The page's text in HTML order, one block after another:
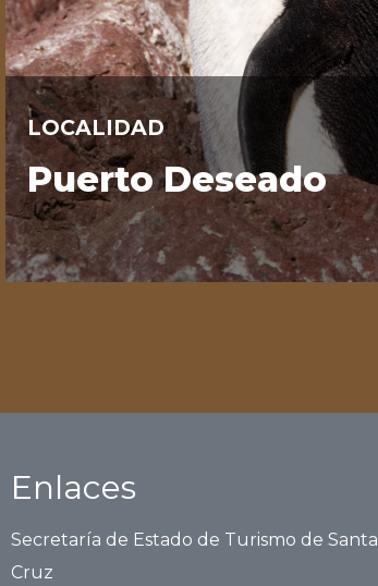
LOCALIDAD
Puerto Deseado
Enlaces
Secretaría de Estado de Turismo de Santa
Cruz